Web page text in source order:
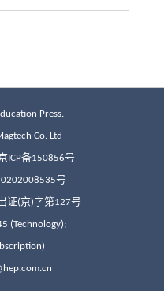
Press.
Co. Ltd
ICP备150856号
号
证(京)字第127号
(Technology);